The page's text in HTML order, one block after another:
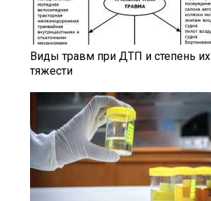
Виды травм при ДТП и степень их
тяжести